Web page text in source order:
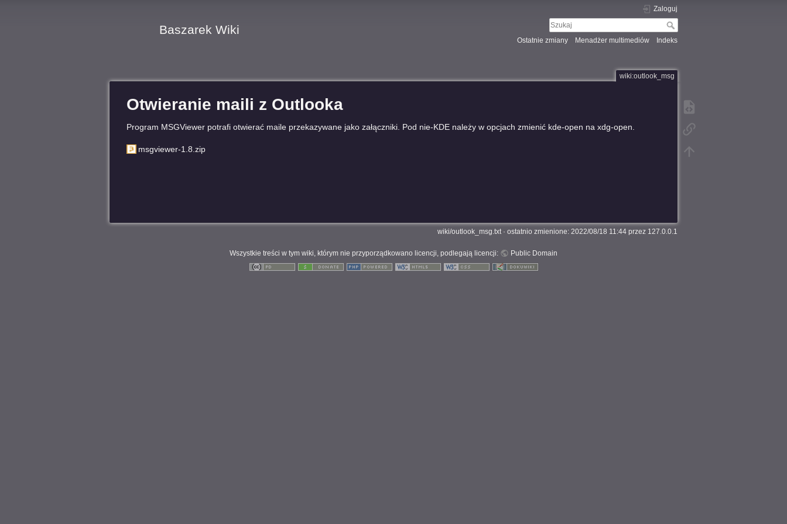
Baszarek Wiki
Zaloguj
Ostatnie zmiany Menadżer multimediów Indeks
wiki:outlook_msg
Otwieranie maili z Outlooka
Program MSGViewer potrafi otwierać maile przekazywane jako załączniki. Pod nie-KDE należy w opcjach zmienić kde-open na xdg-open.
msgviewer-1.8.zip
wiki/outlook_msg.txt· ostatnio zmienione: 2022/08/18 11:44 przez 127.0.0.1
Wszystkie treści w tym wiki, którym nie przyporządkowano licencji, podlegają licencji: Public Domain